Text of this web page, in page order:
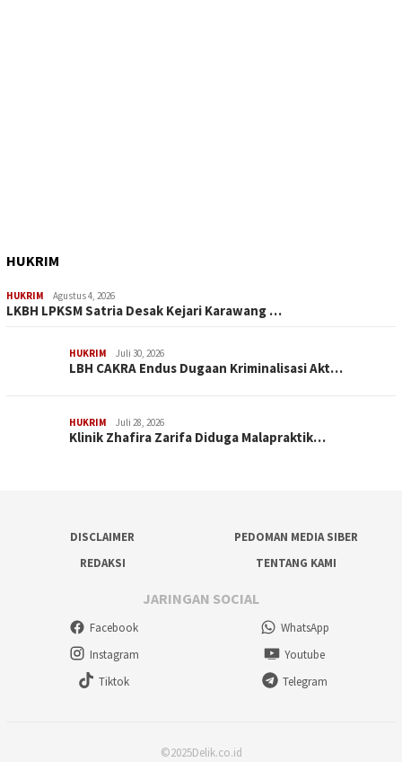
HUKRIM
HUKRIM Agustus 4, 2026
LKBH LPKSM Satria Desak Kejari Karawang …
HUKRIM Juli 30, 2026
LBH CAKRA Endus Dugaan Kriminalisasi Akt…
HUKRIM Juli 28, 2026
Klinik Zhafira Zarifa Diduga Malapraktik…
DISCLAIMER
PEDOMAN MEDIA SIBER
REDAKSI
TENTANG KAMI
JARINGAN SOCIAL
Facebook
WhatsApp
Instagram
Youtube
Tiktok
Telegram
©2025Delik.co.id